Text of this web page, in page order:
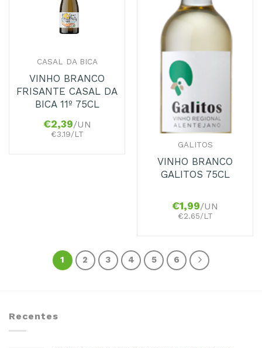
CASAL DA BICA
VINHO BRANCO
FRISANTE CASAL DA
BICA 11º 75CL
€2,39/UN
€3.19/LT
GALITOS
VINHO BRANCO
GALITOS 75CL
€1,99/UN
€2.65/LT
1 2 3 4 5 6
Recentes